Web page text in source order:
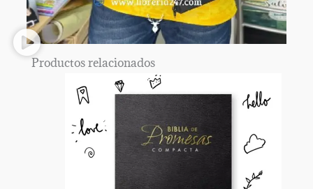
Productos relacionados